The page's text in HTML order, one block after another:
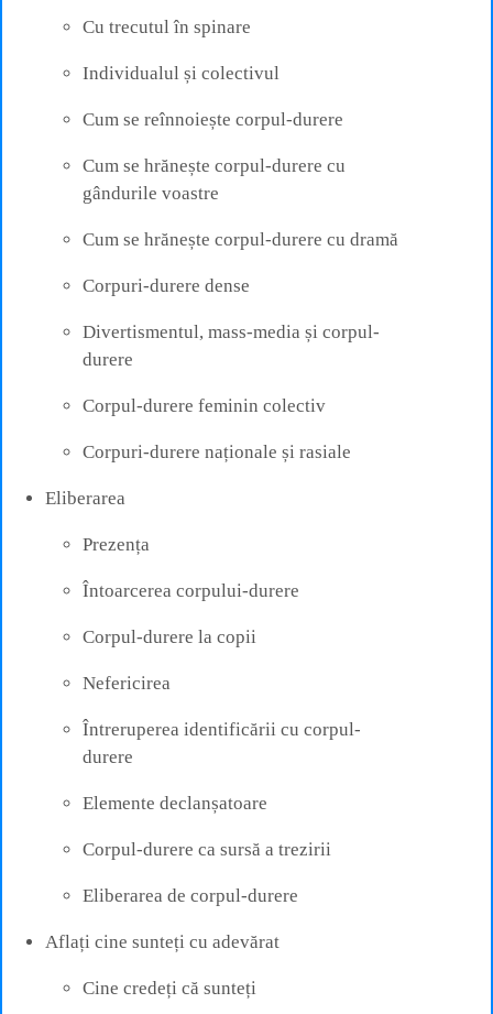
Cu trecutul în spinare
Individualul și colectivul
Cum se reînnoiește corpul-durere
Cum se hrănește corpul-durere cu
gândurile voastre
Cum se hrănește corpul-durere cu dramă
Corpuri-durere dense
Divertismentul, mass-media și corpul-
durere
Corpul-durere feminin colectiv
Corpuri-durere naționale și rasiale
Eliberarea
Prezența
Întoarcerea corpului-durere
Corpul-durere la copii
Nefericirea
Întreruperea identificării cu corpul-
durere
Elemente declanșatoare
Corpul-durere ca sursă a trezirii
Eliberarea de corpul-durere
Aflați cine sunteți cu adevărat
Cine credeți că sunteți